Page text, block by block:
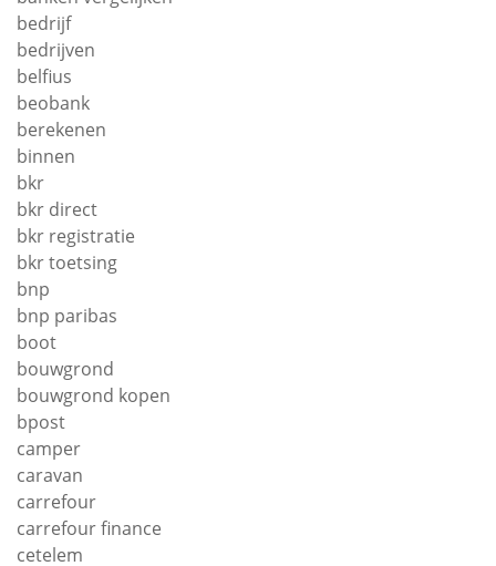
bedrijf
bedrijven
belfius
beobank
berekenen
binnen
bkr
bkr direct
bkr registratie
bkr toetsing
bnp
bnp paribas
boot
bouwgrond
bouwgrond kopen
bpost
camper
caravan
carrefour
carrefour finance
cetelem